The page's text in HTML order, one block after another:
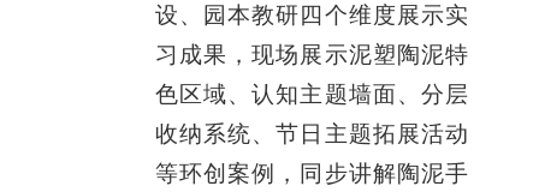
设、园本教研四个维度展示实
习成果，现场展示泥塑陶泥特
色区域、认知主题墙面、分层
收纳系统、节日主题拓展活动
等环创案例，同步讲解陶泥手